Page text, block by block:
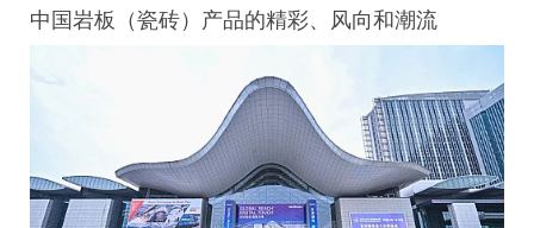
中国岩板（瓷砖）产品的精彩、风向和潮流